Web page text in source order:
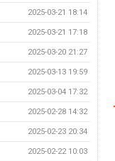
2025-03-21 18:14
2025-03-21 17:18
2025-03-20 21:27
2025-03-13 19:59
2025-03-04 17:32
2025-02-28 14:32
2025-02-23 20:34
2025-02-22 10:03